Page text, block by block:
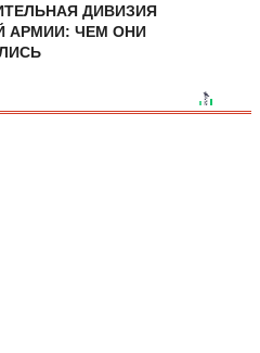
ДИВИЗИЯ
АРМИИ: ЧЕМ ОНИ